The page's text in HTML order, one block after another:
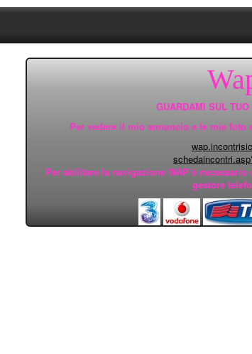
GUARDAMI SUL
Per vedere il mio annuncio e le mie
Per abilitare la navigazione WAP è
gestore